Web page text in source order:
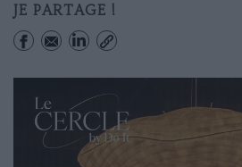
JE PARTAGE !